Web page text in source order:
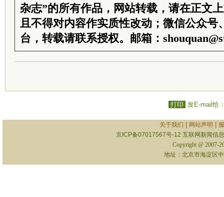
杂志”的所有作品，网站转载，请在正文
且不得对内容作实质性改动；微信公众号
台，转载请联系授权。邮箱：
打印 发E-mail给
关于我们 网站声明
京ICP备07017567号-12 互联网新闻信
Copyright @ 2007-
地址：北京市海淀区